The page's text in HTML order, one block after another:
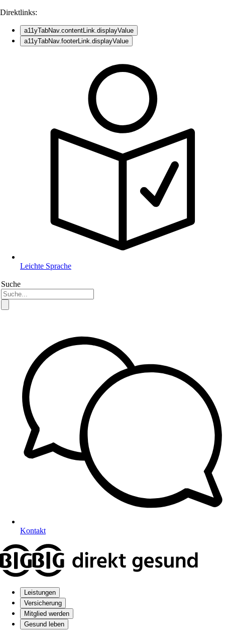
Direktlinks:
a11yTabNav.contentLink.displayValue
a11yTabNav.footerLink.displayValue
Leichte Sprache
Suche
Kontakt
Leistungen
Versicherung
Mitglied werden
Gesund leben